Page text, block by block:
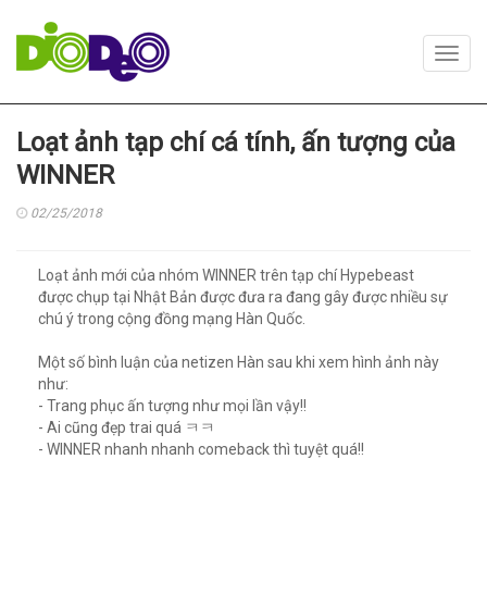
Loạt ảnh tạp chí cá tính, ấn tượng của
WINNER
02/25/2018
Loạt ảnh mới của nhóm WINNER trên tạp chí Hypebeast
được chụp tại Nhật Bản được đưa ra đang gây được nhiều sự
chú ý trong cộng đồng mạng Hàn Quốc.
Một số bình luận của netizen Hàn sau khi xem hình ảnh này
như:
- Trang phục ấn tượng như mọi lần vậy!!
- Ai cũng đẹp trai quá ㅋㅋ
- WINNER nhanh nhanh comeback thì tuyệt quá!!